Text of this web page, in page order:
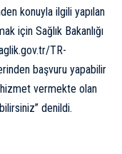
konuyla ilgili yapılan
için Sağlık Bakanlığı
TR-
başvuru yapabilir
vermekte olan
denildi.